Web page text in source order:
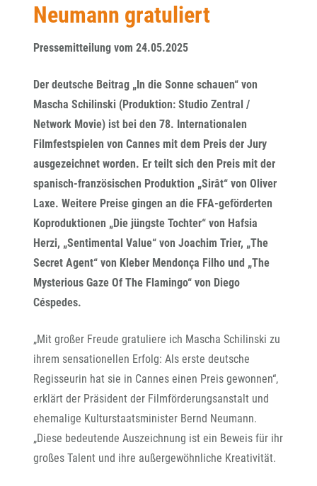
Neumann gratuliert
Pressemitteilung vom 24.05.2025
Der deutsche Beitrag „In die Sonne schauen“ von
Mascha Schilinski (Produktion: Studio Zentral /
Network Movie) ist bei den 78. Internationalen
Filmfestspielen von Cannes mit dem Preis der Jury
ausgezeichnet worden. Er teilt sich den Preis mit der
spanisch-französischen Produktion „Sirât“ von Oliver
Laxe. Weitere Preise gingen an die FFA-geförderten
Koproduktionen „Die jüngste Tochter“ von Hafsia
Herzi, „Sentimental Value“ von Joachim Trier, „The
Secret Agent“ von Kleber Mendonça Filho und „The
Mysterious Gaze Of The Flamingo“ von Diego
Céspedes.
„Mit großer Freude gratuliere ich Mascha Schilinski zu
ihrem sensationellen Erfolg: Als erste deutsche
Regisseurin hat sie in Cannes einen Preis gewonnen“,
erklärt der Präsident der Filmförderungsanstalt und
ehemalige Kulturstaatsminister Bernd Neumann.
„Diese bedeutende Auszeichnung ist ein Beweis für ihr
großes Talent und ihre außergewöhnliche Kreativität.